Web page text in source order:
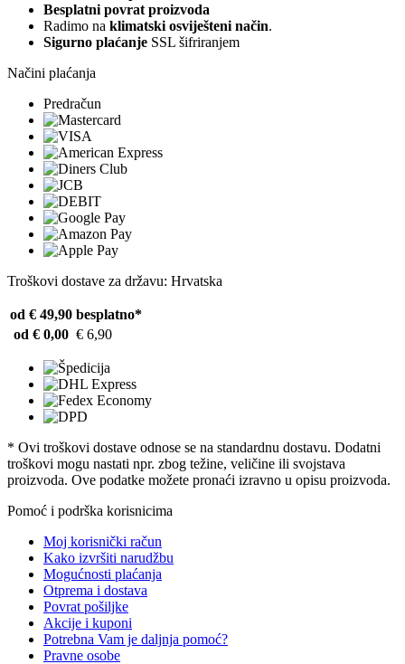
Besplatni povrat proizvoda
Radimo na klimatski osviješteni način.
Sigurno plaćanje SSL šifriranjem
Načini plaćanja
Predračun
Troškovi dostave za državu: Hrvatska
od € 49,90 besplatno*
od € 0,00 € 6,90
* Ovi troškovi dostave odnose se na standardnu ​​dostavu. Dodatni
troškovi mogu nastati npr. zbog težine, veličine ili svojstava
proizvoda. Ove podatke možete pronaći izravno u opisu proizvoda.
Pomoć i podrška korisnicima
Moj korisnički račun
Kako izvršiti narudžbu
Mogućnosti plaćanja
Otprema i dostava
Povrat pošiljke
Akcije i kuponi
Potrebna Vam je daljnja pomoć?
Pravne osobe